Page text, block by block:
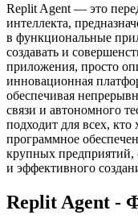
Replit Agent — это
интеллекта,
в функциональные
создавать и
приложения, просто
инновационная
обеспечивая
связи и автономного
подходит для всех, кто
программное
крупных предприятий,
и эффективного
Replit Agent -